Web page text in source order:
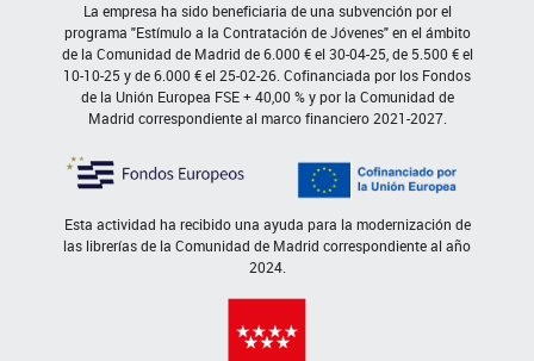
La empresa ha sido beneficiaria de una subvención por el
programa "Estímulo a la Contratación de Jóvenes" en el ámbito
de la Comunidad de Madrid de 6.000 € el 30-04-25, de 5.500 € el
10-10-25 y de 6.000 € el 25-02-26. Cofinanciada por los Fondos
de la Unión Europea FSE + 40,00 % y por la Comunidad de
Madrid correspondiente al marco financiero 2021-2027.
Esta actividad ha recibido una ayuda para la modernización de
las librerías de la Comunidad de Madrid correspondiente al año
2024.